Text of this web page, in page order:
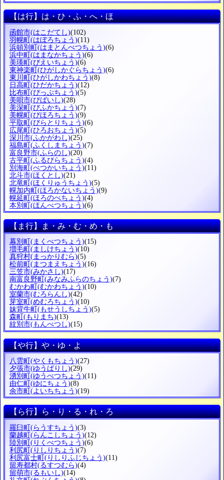
【は行】は・ひ・ふ・へ・ほ
函館市(はこだてし)(102)
羽幌町(はぼろちょう)(11)
浜頓別町(はまとんべつちょう)(6)
浜中町(はまなかちょう)(6)
美瑛町(びえいちょう)(6)
東神楽町(ひがしかぐらちょう)(6)
東川町(ひがしかわちょう)(8)
日高町(ひだかちょう)(12)
比布町(ぴっぷちょう)(5)
美唄市(びばいし)(28)
美深町(びふかちょう)(7)
美幌町(びほろちょう)(9)
平取町(びらとりちょう)(6)
広尾町(ひろおちょう)(5)
深川市(ふかがわし)(25)
福島町(ふくしまちょう)(7)
富良野市(ふらのし)(20)
古平町(ふるびらちょう)(4)
別海町(べつかいちょう)(11)
北斗市(ほくとし)(21)
北竜町(ほくりゅうちょう)(5)
幌加内町(ほろかないちょう)(9)
幌延町(ほろのべちょう)(4)
本別町(ほんべつちょう)(6)
【ま行】ま・み・む・め・も
幕別町 (まくべつちょう)(15)
増毛町 (ましけちょう)(10)
真狩村(まっかりむら)(5)
松前町 (まつまえちょう)(16)
三笠市(みかさし)(17)
南富良野町 (みなみふらのちょう)(7)
むかわ町 (むかわちょう)(10)
室蘭市(むろらんし)(42)
芽室町 (めむろちょう)(10)
妹背牛町 (もせうしちょう)(5)
森町 (もりまち)(13)
紋別市(もんべつし)(15)
【や行】や・ゆ・よ
八雲町 (やくもちょう)(27)
夕張市(ゆうばりし)(29)
湧別町 (ゆうべつちょう)(11)
由仁町 (ゆにちょう)(8)
余市町 (よいちちょう)(19)
【ら行】ら・り・る・れ・ろ
羅臼町 (らうすちょう)(3)
蘭越町 (らんこしちょう)(12)
陸別町 (りくべつちょう)(6)
利尻町 (りしりちょう)(7)
利尻富士町 (りしりふじちょう)(11)
留寿都村(るすつむら)(4)
留萌市(るもいし)(14)